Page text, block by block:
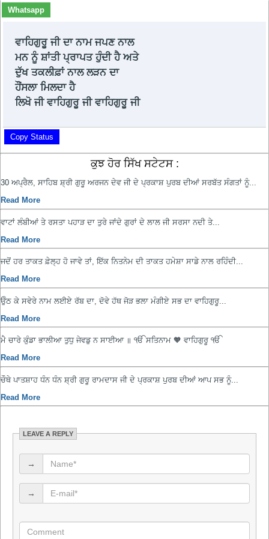
Whatsapp
ਵਾਹਿਗੁਰੂ ਜੀ ਦਾ ਨਾਮ ਜਪਣ ਨਾਲ
ਮਨ ਨੂੰ ਸ਼ਾਂਤੀ ਪ੍ਰਾਪਤ ਹੁੰਦੀ ਹੈ ਅਤੇ
ਦੁੱਖ ਤਕਲੀਫ਼ਾਂ ਨਾਲ ਲੜਨ ਦਾ
ਹੌਂਸਲਾ ਮਿਲਦਾ ਹੈ
ਲਿਖੋ ਜੀ ਵਾਹਿਗੁਰੂ ਜੀ ਵਾਹਿਗੁਰੂ ਜੀ
Copy Status
ਕੁਝ ਹੋਰ ਸਿੱਖ ਸਟੇਟਸ :
30 ਅਪ੍ਰੈਲ, ਸਾਹਿਬ ਸ਼੍ਰੀ ਗੁਰੂ ਅਰਜਨ ਦੇਵ ਜੀ ਦੇ ਪ੍ਰਕਾਸ਼ ਪੁਰਬ ਦੀਆਂ ਸਰਬੱਤ ਸੰਗਤਾਂ ਨੂੰ...
Read More
ਵਾਟਾਂ ਲੰਬੀਆਂ ਤੇ ਰਸਤਾ ਪਹਾੜ ਦਾ ਤੁਰੇ ਜਾਂਦੇ ਗੁਰਾਂ ਦੇ ਲਾਲ ਜੀ ਸਰਸਾ ਨਦੀ ਤੇ...
Read More
ਜਦੋਂ ਹਰ ਤਾਕਤ ਫ਼ੇਲ੍ਹ ਹੋ ਜਾਵੇ ਤਾਂ, ਇੱਕ ਨਿਤਨੇਮ ਦੀ ਤਾਕਤ ਹਮੇਸ਼ਾ ਸਾਡੇ ਨਾਲ ਰਹਿੰਦੀ...
Read More
ਓੁੱਠ ਕੇ ਸਵੇਰੇ ਨਾਮ ਲਈਏ ਰੱਬ ਦਾ, ਦੋਵੇ ਹੱਥ ਜੋੜ ਭਲਾ ਮੰਗੀਏ ਸਭ ਦਾ ਵਾਹਿਗੁਰੂ...
Read More
ਮੈ ਚਾਰੇ ਕੁੰਡਾ ਭਾਲੀਆ ਤੁਧੁ ਜੇਵਡੁ ਨ ਸਾਈਆ ॥ ੴ ਸਤਿਨਾਮ 🧡 ਵਾਹਿਗੁਰੂ ੴ
Read More
ਚੌਥੇ ਪਾਤਸ਼ਾਹ ਧੰਨ ਧੰਨ ਸ਼੍ਰੀ ਗੁਰੂ ਰਾਮਦਾਸ ਜੀ ਦੇ ਪ੍ਰਕਾਸ਼ ਪੁਰਬ ਦੀਆਂ ਆਪ ਸਭ ਨੂੰ...
Read More
LEAVE A REPLY
→
→